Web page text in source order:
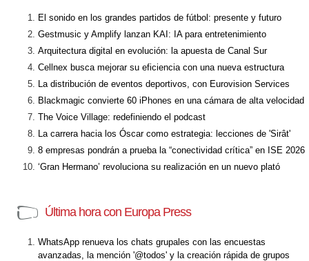
El sonido en los grandes partidos de fútbol: presente y futuro
Gestmusic y Amplify lanzan KAI: IA para entretenimiento
Arquitectura digital en evolución: la apuesta de Canal Sur
Cellnex busca mejorar su eficiencia con una nueva estructura
La distribución de eventos deportivos, con Eurovision Services
Blackmagic convierte 60 iPhones en una cámara de alta velocidad
The Voice Village: redefiniendo el podcast
La carrera hacia los Óscar como estrategia: lecciones de 'Sirât'
8 empresas pondrán a prueba la “conectividad crítica” en ISE 2026
‘Gran Hermano’ revoluciona su realización en un nuevo plató
Última hora con Europa Press
WhatsApp renueva los chats grupales con las encuestas
avanzadas, la mención '@todos' y la creación rápida de grupos